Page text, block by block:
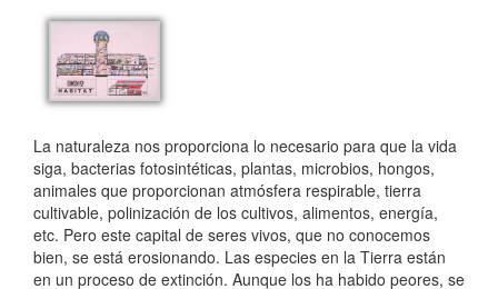
La naturaleza nos proporciona lo necesario para que la vida
siga, bacterias fotosintéticas, plantas, microbios, hongos,
animales que proporcionan atmósfera respirable, tierra
cultivable, polinización de los cultivos, alimentos, energía,
etc. Pero este capital de seres vivos, que no conocemos
bien, se está erosionando. Las especies en la Tierra están
en un proceso de extinción. Aunque los ha habido peores, se